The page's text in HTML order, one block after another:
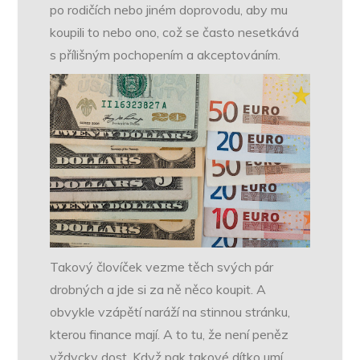
po rodičích nebo jiném doprovodu, aby mu
koupili to nebo ono, což se často nesetkává
s přílišným pochopením a akceptováním.
Takový človíček vezme těch svých pár
drobných a jde si za ně něco koupit. A
obvykle vzápětí naráží na stinnou stránku,
kterou finance mají. A to tu, že není peněz
vždycky dost. Když pak takové dítko umí